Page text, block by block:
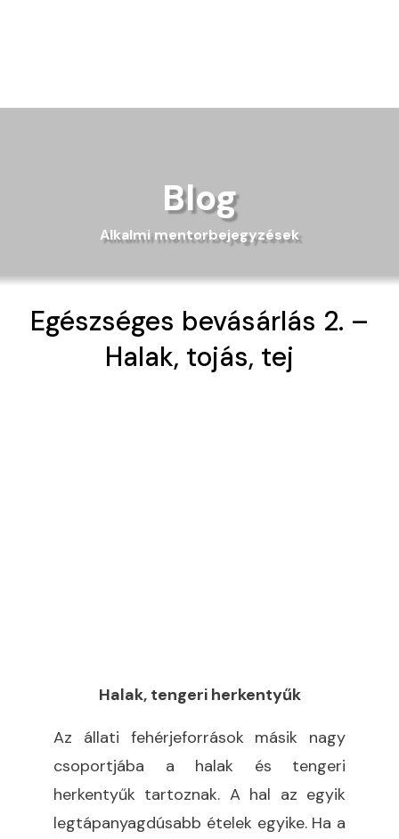
Blog
Alkalmi mentorbejegyzések
Egészséges bevásárlás 2. –
Halak, tojás, tej
Halak, tengeri herkentyűk
Az állati fehérjeforrások másik nagy
csoportjába a halak és tengeri
herkentyűk tartoznak. A hal az egyik
legtápanyagdúsabb ételek egyike. Ha a